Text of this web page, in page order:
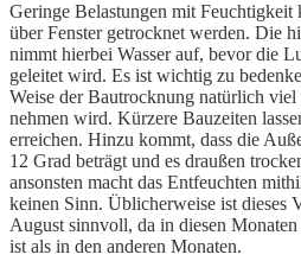
Geringe Belastungen mit Feuchtigkeit
über Fenster getrocknet werden. Die
nimmt hierbei Wasser auf, bevor die
geleitet wird. Es ist wichtig zu
Weise der Bautrocknung natürlich
nehmen wird. Kürzere Bauzeiten
erreichen. Hinzu kommt, dass die
12 Grad beträgt und es draußen
ansonsten macht das Entfeuchten
keinen Sinn. Üblicherweise ist dieses
August sinnvoll, da in diesen
ist als in den anderen Monaten.